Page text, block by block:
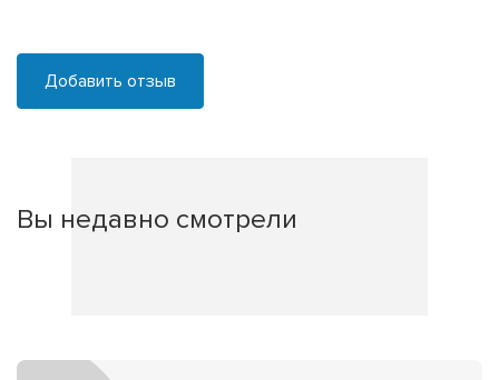
Добавить отзыв
Вы недавно смотрели